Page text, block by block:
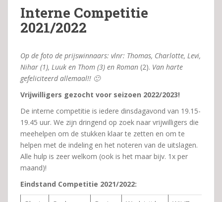
Interne Competitie
2021/2022
Op de foto de prijswinnaars: vlnr: Thomas, Charlotte, Levi,
Nihar (1), Luuk en Thom (3) en Roman (2). Van harte
gefeliciteerd allemaal!! 🙂
Vrijwilligers gezocht voor seizoen 2022/2023!
De interne competitie is iedere dinsdagavond van 19.15-
19.45 uur. We zijn dringend op zoek naar vrijwilligers die
meehelpen om de stukken klaar te zetten en om te
helpen met de indeling en het noteren van de uitslagen.
Alle hulp is zeer welkom (ook is het maar bijv. 1x per
maand)!
Eindstand Competitie 2021/2022: